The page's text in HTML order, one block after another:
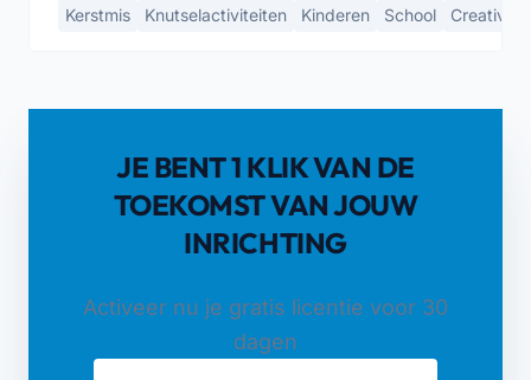
Kerstmis Knutselactiviteiten Kinderen School
JE BENT 1 KLIK VAN DE
TOEKOMST VAN JOUW
INRICHTING
Activeer nu je gratis licentie voor 30
dagen